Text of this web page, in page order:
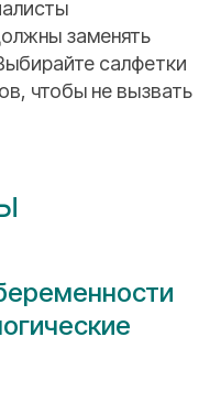
заменять
салфетки
чтобы не вызвать